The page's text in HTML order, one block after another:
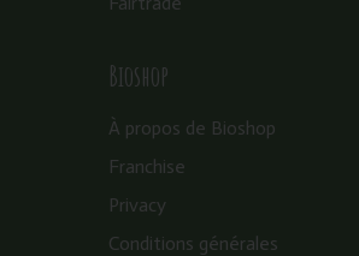
Bioshop
À propos de Bioshop
Franchise
Privacy
Conditions générales